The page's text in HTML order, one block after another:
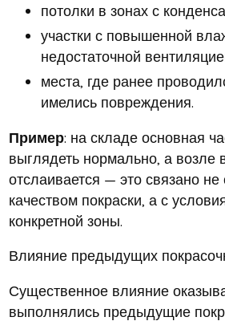
потолки в зонах с
участки с повышенной
недостаточной
места, где ранее
имелись повреждения.
Пример: на складе основная
выглядеть нормально, а возле
отслаивается — это связано
качеством покраски, а с
конкретной зоны.
Влияние предыдущих
Существенное влияние
выполнялись предыдущие